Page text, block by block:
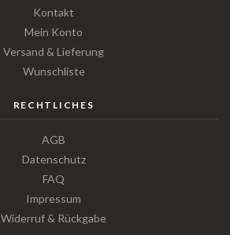
Kontakt
Mein Konto
Versand & Lieferung
Wunschliste
RECHTLICHES
AGB
Datenschutz
FAQ
Impressum
Widerruf & Rückgabe